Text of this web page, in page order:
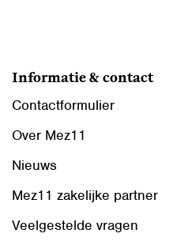
Informatie & contact
Contactformulier
Over Mez11
Nieuws
Mez11 zakelijke partner
Veelgestelde vragen